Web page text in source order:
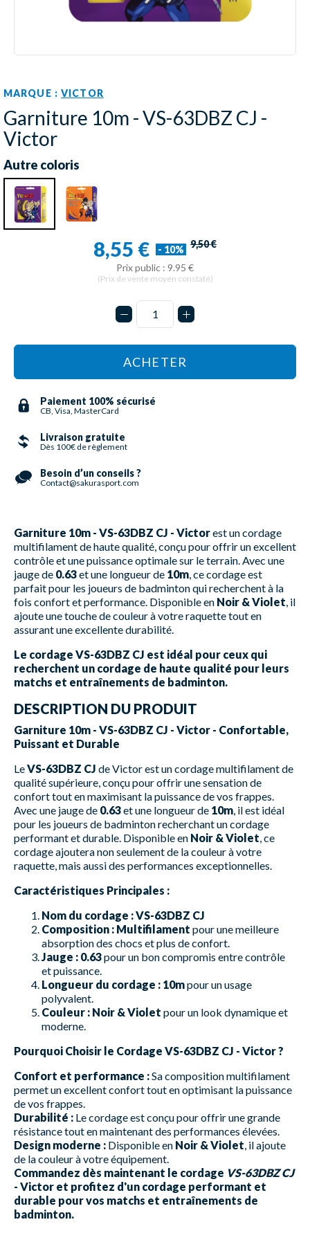
MARQUE :VICTOR
Garniture 10m - VS-63DBZ CJ -
Victor
Autre coloris
8,55 € - 10% 9,50 €
Prix public : 9.95 €
(Prix de vente moyen constaté)
ACHETER
Paiement 100% sécurisé
CB, Visa, MasterCard
Livraison gratuite
Dès 100€ de règlement
Besoin d’un conseils ?
Contact@sakurasport.com
Garniture 10m - VS-63DBZ CJ - Victorest un cordage
multifilament de haute qualité, conçu pour offrir un excellent
contrôle et une puissance optimale sur le terrain. Avec une
jauge de 0.63et une longueur de 10m , ce cordage est
parfait pour les joueurs de badminton qui recherchent à la
fois confort et performance. Disponible en Noir & Violet , il
ajoute une touche de couleur à votre raquette tout en
assurant une excellente durabilité.
Le cordage VS-63DBZ CJ est idéal pour ceux qui
recherchent un cordage de haute qualité pour leurs
matchs et entraînements de badminton.
DESCRIPTION DU PRODUIT
Garniture 10m - VS-63DBZ CJ - Victor - Confortable,
Puissant et Durable
LeVS-63DBZ CJ de Victor est un cordage multifilament de
qualité supérieure, conçu pour offrir une sensation de
confort tout en maximisant la puissance de vos frappes.
Avec une jauge de 0.63et une longueur de 10m , il est idéal
pour les joueurs de badminton recherchant un cordage
performant et durable. Disponible en Noir & Violet , ce
cordage ajoutera non seulement de la couleur à votre
raquette, mais aussi des performances exceptionnelles.
Caractéristiques Principales :
Nom du cordage :VS-63DBZ CJ
Composition : Multifilament pour une meilleure
absorption des chocs et plus de confort.
Jauge : 0.63pour un bon compromis entre contrôle
et puissance.
Longueur du cordage : 10mpour un usage
polyvalent.
Couleur : Noir & Violet pour un look dynamique et
moderne.
Pourquoi Choisir le Cordage VS-63DBZ CJ - Victor ?
Confort et performance :Sa composition multifilament
permet un excellent confort tout en optimisant la puissance
de vos frappes.
Durabilité : Le cordage est conçu pour offrir une grande
résistance tout en maintenant des performances élevées.
Design moderne : Disponible en Noir & Violet , il ajoute
de la couleur à votre équipement.
Commandez dès maintenant le cordage VS-63DBZ CJ
- Victor et profitez d'un cordage performant et
durable pour vos matchs et entraînements de
badminton.